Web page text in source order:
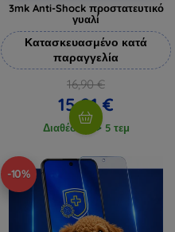
3mk Anti-Shock προστατευτικό
γυαλί
Κατασκευασμένο κατά
παραγγελία
16,90 €
15,21 €
Διαθέσιμο > 5 τεμ
-10%